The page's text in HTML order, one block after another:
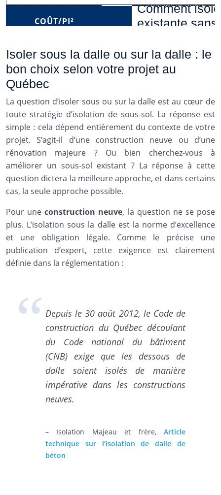
Isoler sous la dalle ou sur la dalle : le
bon choix selon votre projet au
Québec
La question d’isoler sous ou sur la dalle est au cœur de
toute stratégie d’isolation de sous-sol. La réponse est
simple : cela dépend entièrement du contexte de votre
projet. S’agit-il d’une construction neuve ou d’une
rénovation majeure ? Ou bien cherchez-vous à
améliorer un sous-sol existant ? La réponse à cette
question dictera la meilleure approche, et dans certains
cas, la seule approche possible.
Pour uneconstruction neuve, la question ne se pose
plus. L’isolation sous la dalle est la norme d’excellence
et une obligation légale. Comme le précise une
publication d’expert, cette exigence est clairement
définie dans la réglementation :
Depuis le 30 août 2012, le Code de
construction du Québec découlant
du Code national du bâtiment
(CNB) exige que les dessous de
dalle soient isolés de manière
impérative dans les constructions
neuves.
– Isolation Majeau et frère, Article
technique sur l’isolation de dalle de
béton